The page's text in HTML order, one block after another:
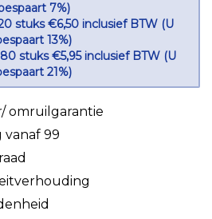
7%)
stuks €6,50 inclusief BTW (U
13%)
stuks €5,95 inclusief BTW (U
21%)
omruilgarantie
vanaf 99